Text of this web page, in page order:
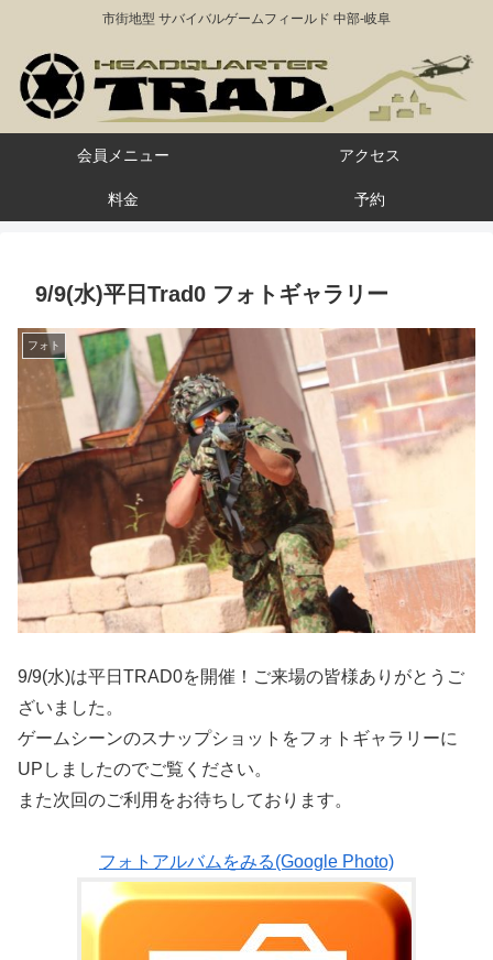
市街地型 サバイバルゲームフィールド 中部-岐阜
会員メニュー アクセス
料金 予約
9/9(水)平日Trad0 フォトギャラリー
フォト
9/9(水)は平日TRAD0を開催！ご来場の皆様ありがとうご
ざいました。
ゲームシーンのスナップショットをフォトギャラリーに
UPしましたのでご覧ください。
また次回のご利用をお待ちしております。
フォトアルバムをみる(Google Photo)